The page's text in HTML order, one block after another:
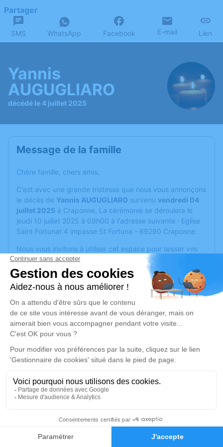
Faire-part Hommages
Partager
SMS WhatsApp Facebook E-mail Lien
Yannis
AUGUGLIARO
décédé le 4 juillet 2025
Message de la famille
Chère famille, chers amis,
C'est avec une grande tristesse que nous vous annonçons
le décès de Yannis AUGUGLIARO survenu vendredi 04
juillet 2025 à Craponne. La cérémonie se déroulera le
jeudi 10 juillet 2025 à 09h00 à l'adresse suivante : Eglise
Saint Fortunat 4 impasse St Fortuna - 69290 Craponne.
Nous vous invitons à utiliser cet espace pour laisser vos
condoléances, partager des photos souvenirs, une
anecdote ou exprimer vos pensées à travers des poèmes
ou des textes. Cet endroit est un lieu d'expression dédié à
honorer la mémoire de Yannis AUGUGLIARO.
Un service de plantation d’arbre hommage est disponible
ici.
Je rends hommage
Cérémonie
jeudi 10 juillet 2025 à 09h00
69290 Craponne